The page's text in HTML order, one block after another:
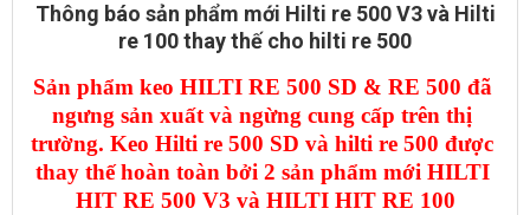
Thông báo sản phẩm mới Hilti re 500 V3 và Hilti
re 100 thay thế cho hilti re 500
Sản phẩm keo HILTI RE 500 SD & RE 500 đã
ngưng sản xuất và ngừng cung cấp trên thị
trường. Keo Hilti re 500 SD và hilti re 500 được
thay thế hoàn toàn bởi 2 sản phẩm mới HILTI
HIT RE 500 V3 và HILTI HIT RE 100